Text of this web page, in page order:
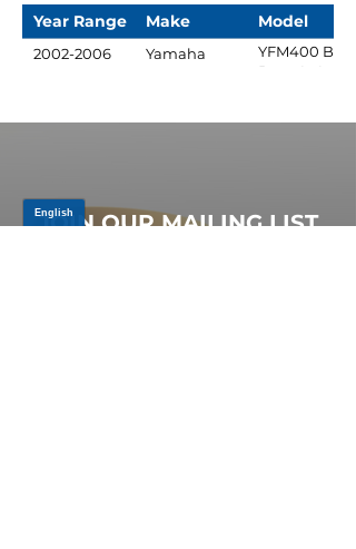
Year Range Make Model
2002-2006 Yamaha
YFM400 Big
Bear 4x4
JOIN OUR MAILING LIST